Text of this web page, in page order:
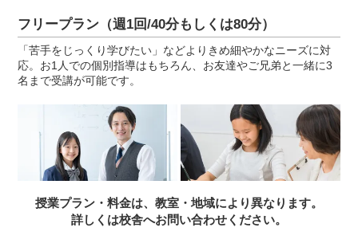
フリープラン（週1回/40分もしくは80分）
「苦手をじっくり学びたい」などよりきめ細やかなニーズに対
応。お1人での個別指導はもちろん、お友達やご兄弟と一緒に3
名まで受講が可能です。
授業プラン・料金は、教室・地域により異なります。
詳しくは校舎へお問い合わせください。